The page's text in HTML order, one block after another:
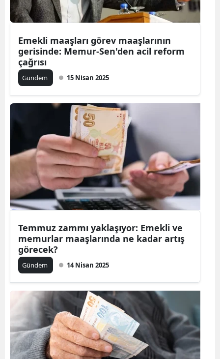
Emekli maaşları görev maaşlarının
gerisinde: Memur-Sen'den acil reform
çağrısı
Gündem 15 Nisan 2025
Temmuz zammı yaklaşıyor: Emekli ve
memurlar maaşlarında ne kadar artış
görecek?
Gündem 14 Nisan 2025